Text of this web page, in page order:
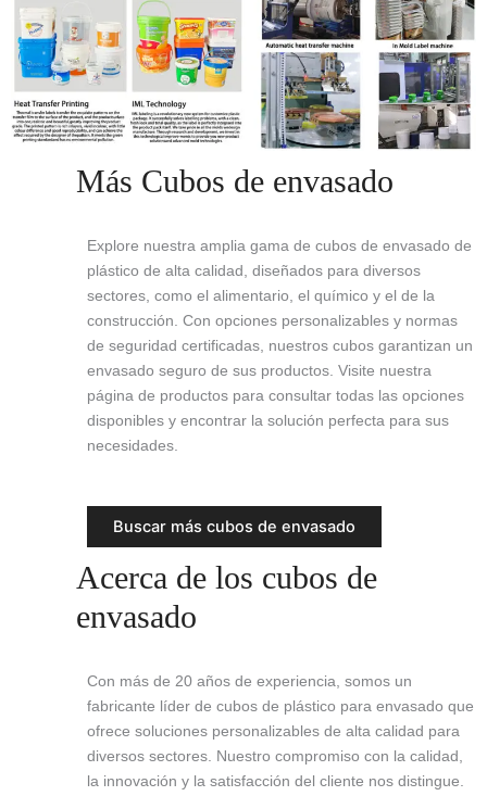
Más Cubos de envasado
Explore nuestra amplia gama de cubos de envasado de
plástico de alta calidad, diseñados para diversos
sectores, como el alimentario, el químico y el de la
construcción. Con opciones personalizables y normas
de seguridad certificadas, nuestros cubos garantizan un
envasado seguro de sus productos. Visite nuestra
página de productos para consultar todas las opciones
disponibles y encontrar la solución perfecta para sus
necesidades.
Buscar más cubos de envasado
Acerca de los cubos de
envasado
Con más de 20 años de experiencia, somos un
fabricante líder de cubos de plástico para envasado que
ofrece soluciones personalizables de alta calidad para
diversos sectores. Nuestro compromiso con la calidad,
la innovación y la satisfacción del cliente nos distingue.